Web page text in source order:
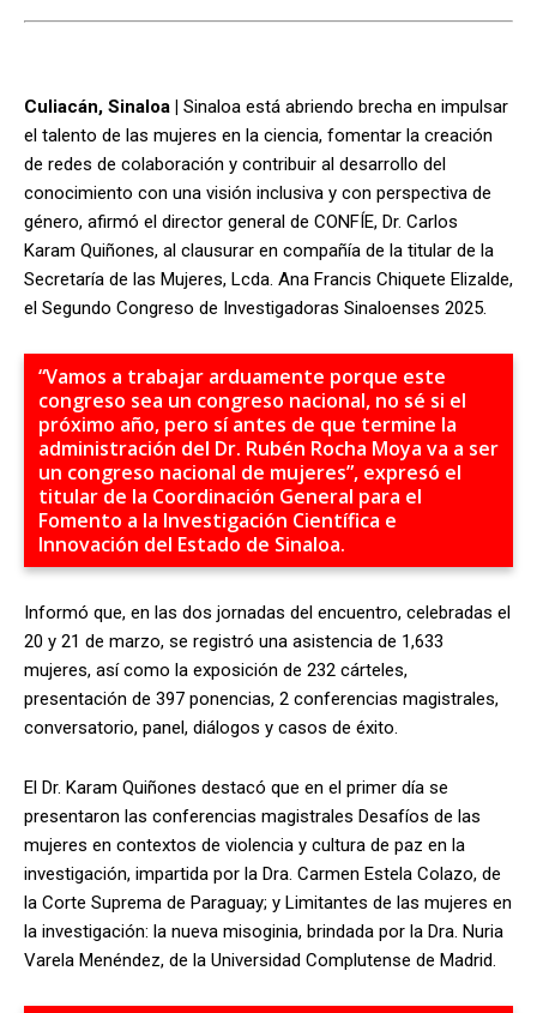
Culiacán, Sinaloa | Sinaloa está abriendo brecha en impulsar
el talento de las mujeres en la ciencia, fomentar la creación
de redes de colaboración y contribuir al desarrollo del
conocimiento con una visión inclusiva y con perspectiva de
género, afirmó el director general de CONFÍE, Dr. Carlos
Karam Quiñones, al clausurar en compañía de la titular de la
Secretaría de las Mujeres, Lcda. Ana Francis Chiquete Elizalde,
el Segundo Congreso de Investigadoras Sinaloenses 2025.
“Vamos a trabajar arduamente porque este
congreso sea un congreso nacional, no sé si el
próximo año, pero sí antes de que termine la
administración del Dr. Rubén Rocha Moya va a ser
un congreso nacional de mujeres”, expresó el
titular de la Coordinación General para el
Fomento a la Investigación Científica e
Innovación del Estado de Sinaloa.
Informó que, en las dos jornadas del encuentro, celebradas el
20 y 21 de marzo, se registró una asistencia de 1,633
mujeres, así como la exposición de 232 cárteles,
presentación de 397 ponencias, 2 conferencias magistrales,
conversatorio, panel, diálogos y casos de éxito.
El Dr. Karam Quiñones destacó que en el primer día se
presentaron las conferencias magistrales Desafíos de las
mujeres en contextos de violencia y cultura de paz en la
investigación, impartida por la Dra. Carmen Estela Colazo, de
la Corte Suprema de Paraguay; y Limitantes de las mujeres en
la investigación: la nueva misoginia, brindada por la Dra. Nuria
Varela Menéndez, de la Universidad Complutense de Madrid.